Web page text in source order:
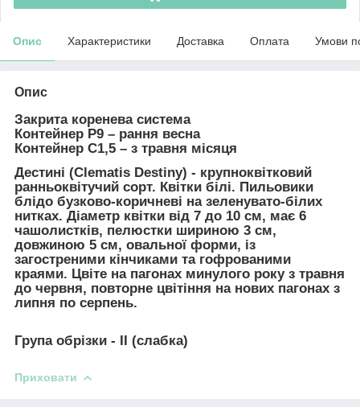
Опис Характеристики Доставка Оплата Умови
Опис
Закрита коренева система
Контейнер Р9 – рання весна
Контейнер С1,5 – з травня місяця
Дестині (Clematis Destiny) - крупноквітковий
ранньоквітучий сорт. Квітки білі. Пильовики
блідо бузково-коричневі на зеленувато-білих
нитках. Діаметр квітки від 7 до 10 см, має 6
чашолистків, пелюстки шириною 3 см,
довжиною 5 см, овальної форми, із
загостреними кінчиками та гофрованими
краями. Цвіте на пагонах минулого року з травня
до червня, повторне цвітіння на нових пагонах з
липня по серпень.
Група обрізки - ІІ (слабка)
Приховати